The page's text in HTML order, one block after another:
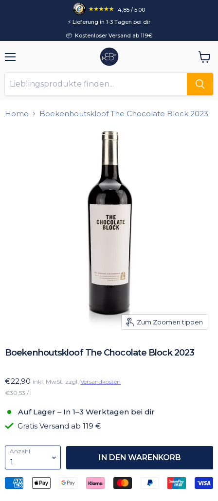
4,85 / 5.00
⚡️ Lieferung in 1-3 Tagen bei dir
📦 Kostenloser Versand ab 119€
Home Boekenhoutskloof The Chocolate Block 2023
Zum Zoomen tippen
Boekenhoutskloof The Chocolate Block 2023
€22,90 inkl. MwSt. zzgl. Versandkosten
€30,53 / l
Auf Lager – In 1–3 Werktagen bei dir
Gratis Versand ab 119 €
Anzahl
IN DEN WARENKORB